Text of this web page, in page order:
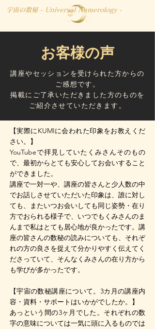
宇宙の数秘 - Universal Numerology -
​お客様の声
講座やセッションを受けられた方からの
ご感想です。
掲載にご了承いただきました方のものを
ご紹介させていただきます。
【実際にKUMIに会われた印象をお教えくだ
さい。】
YouTubeで拝見していたくみさんそのもの
で、最初からとても安心してお会いすること
ができました。
講座で一対一や、講座の皆さんと少人数の中
でお話しさせていただいた印象は、誰に対し
ても、またいつお会いしても同じ姿勢・在り
方でおられる様子で、いつでもくみさんのま
んまで私はとても居心地が良かったです。講
座の皆さんの数秘の読みについても、それぞ
れの方の良さを捉えて分かりやすく伝えてく
ださっていて、そんなくみさんの在り方から
も学びが多かったです。
【宇宙の数秘講座について。3カ月の講座内
容・資料・サポートはいかがでしたか。】
あっという間の3ヶ月でした。それぞれの数
字の意味については一気に頭に入るものでは